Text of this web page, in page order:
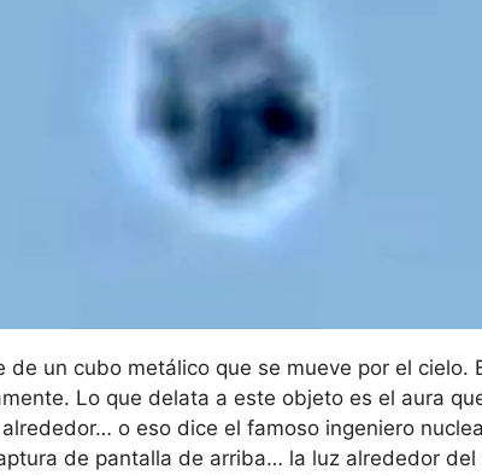
de un cubo metálico que se mueve por el cielo.
Lo que delata a este objeto es el aura
o eso dice el famoso ingeniero
de pantalla de arriba… la luz alrededor